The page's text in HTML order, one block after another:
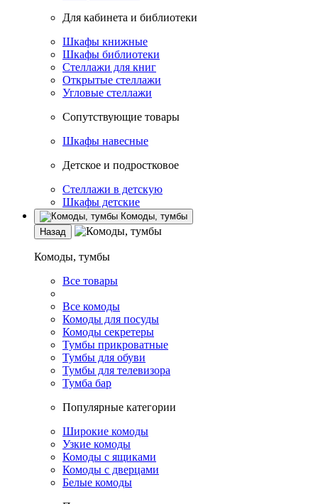
Для кабинета и библиотеки
Шкафы книжные
Шкафы библиотеки
Стеллажи для книг
Открытые стеллажи
Угловые стеллажи
Сопутствующие товары
Шкафы навесные
Детское и подростковое
Стеллажи в детскую
Шкафы детские
Комоды, тумбы
Назад
Комоды, тумбы
Все товары
Все комоды
Комоды для посуды
Комоды секретеры
Тумбы прикроватные
Тумбы для обуви
Тумбы для телевизора
Тумба бар
Популярные категории
Широкие комоды
Узкие комоды
Комоды с ящиками
Комоды с дверцами
Белые комоды